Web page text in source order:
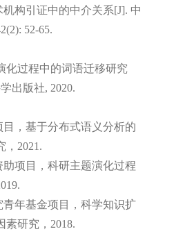
构引证中的中介关系[J]. 中
52-65.
化过程中的词语迁移研究
出版社, 2020.
，基于分布式语义分析的
，2021.
项目，科研主题演化过程
年基金项目，科学知识扩
素研究，2018.